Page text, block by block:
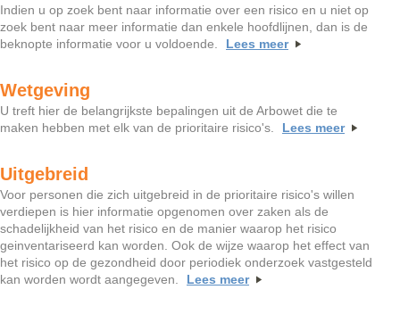
Indien u op zoek bent naar informatie over een risico en u niet op
zoek bent naar meer informatie dan enkele hoofdlijnen, dan is de
beknopte informatie voor u voldoende.
Lees meer
Wetgeving
U treft hier de belangrijkste bepalingen uit de Arbowet die te
maken hebben met elk van de prioritaire risico's.
Lees meer
Uitgebreid
Voor personen die zich uitgebreid in de prioritaire risico's willen
verdiepen is hier informatie opgenomen over zaken als de
schadelijkheid van het risico en de manier waarop het risico
geinventariseerd kan worden. Ook de wijze waarop het effect van
het risico op de gezondheid door periodiek onderzoek vastgesteld
kan worden wordt aangegeven.
Lees meer